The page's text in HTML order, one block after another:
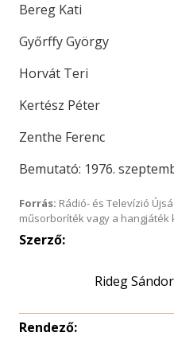
Bereg Kati
Győrffy György
Horvát Teri
Kertész Péter
Zenthe Ferenc
Bemutató: 1976.
Forrás: Rádió- és Televízió
műsorboríték vagy a hangjáték
Szerző:
Rideg Sándor
Rendező: